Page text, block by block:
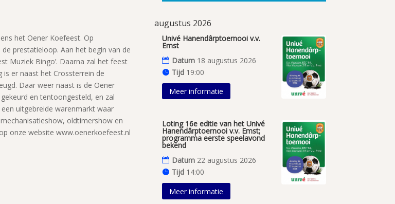
het Oener Koefeest. Op
prestatieloop. Aan het begin van de
Muziek Bingo’. Daarna zal het feest
is er naast het Crossterrein de
Daar weer naast is de Oener
en tentoongesteld, en zal
uitgebreide warenmarkt waar
oldtimershow en
onze website www.oenerkoefeest.nl
augustus 2026
Univé Hanendârptoernooi v.v.
Emst
Datum 18 augustus 2026
Tijd 19:00
Meer informatie
Loting 16e editie van het Univé
Hanendârptoernooi v.v. Emst;
programma eerste speelavond
bekend
Datum 22 augustus 2026
Tijd 14:00
Meer informatie